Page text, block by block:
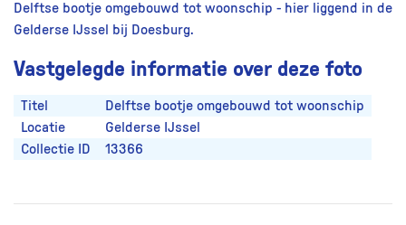
Delftse bootje omgebouwd tot woonschip - hier liggend in de
Gelderse IJssel bij Doesburg.
Vastgelegde informatie over deze foto
Titel
Delftse bootje omgebouwd tot woonschip
Locatie
Gelderse IJssel
Collectie ID
13366